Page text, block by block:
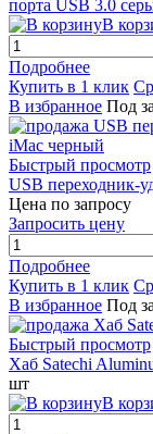
порта USB 3.0
В
Подробнее
Купить в 1 клик
В избранное Под
Быстрый просмотр
USB переходник-
Цена по запросу
Запросить цену
Подробнее
Купить в 1 клик
В избранное Под
Быстрый просмотр
Хаб Satechi
шт
В